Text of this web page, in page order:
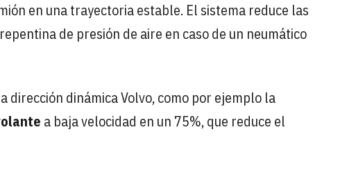
en una trayectoria estable. El sistema reduce las
de presión de aire en caso de un neumático
dirección dinámica Volvo, como por ejemplo la
a baja velocidad en un 75%, que reduce el